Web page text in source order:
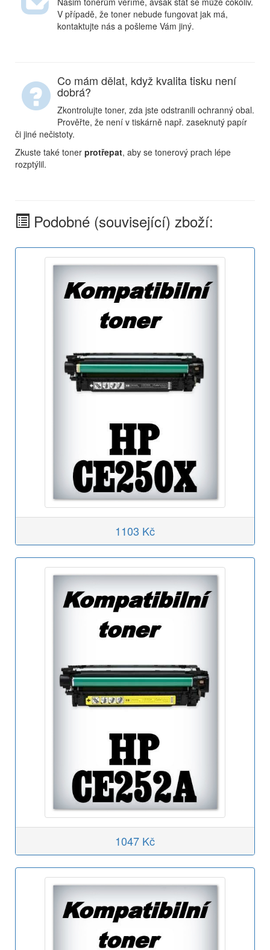
V případě, že toner nebude fungovat jak má,
kontaktujte nás a pošleme Vám jiný.
Co mám dělat, když kvalita tisku není
dobrá?
Zkontrolujte toner, zda jste odstranili ochranný obal.
Prověřte, že není v tiskárně např. zaseknutý papír
či jiné nečistoty.
Zkuste také toner protřepat, aby se tonerový prach lépe
rozptýlil.
Podobné (související) zboží:
1103 Kč
1047 Kč